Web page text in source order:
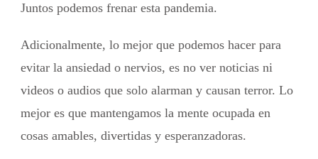
Juntos podemos frenar esta pandemia.
Adicionalmente, lo mejor que podemos hacer para
evitar la ansiedad o nervios, es no ver noticias ni
videos o audios que solo alarman y causan terror. Lo
mejor es que mantengamos la mente ocupada en
cosas amables, divertidas y esperanzadoras.